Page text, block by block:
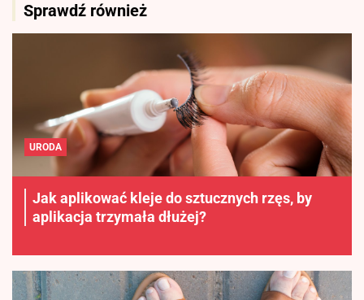
Sprawdź również
URODA
Jak aplikować kleje do sztucznych rzęs, by
aplikacja trzymała dłużej?